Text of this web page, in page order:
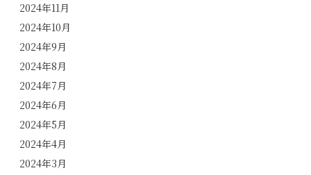
2024年11月
2024年10月
2024年9月
2024年8月
2024年7月
2024年6月
2024年5月
2024年4月
2024年3月